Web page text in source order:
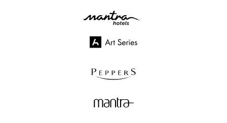
mantra hotels
Art Series
PEPPERS
mantra